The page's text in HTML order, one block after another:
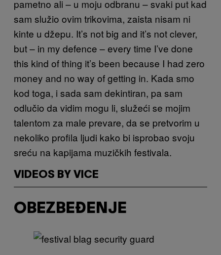
pametno ali – u moju odbranu – svaki put kad
sam služio ovim trikovima, zaista nisam ni
kinte u džepu. It’s not big and it’s not clever,
but – in my defence – every time I’ve done
this kind of thing it’s been because I had zero
money and no way of getting in. Kada smo
kod toga, i sada sam dekintiran, pa sam
odlučio da vidim mogu li, služeći se mojim
talentom za male prevare, da se pretvorim u
nekoliko profila ljudi kako bi isprobao svoju
sreću na kapijama muzičkih festivala.
VIDEOS BY VICE
OBEZBEĐENJE